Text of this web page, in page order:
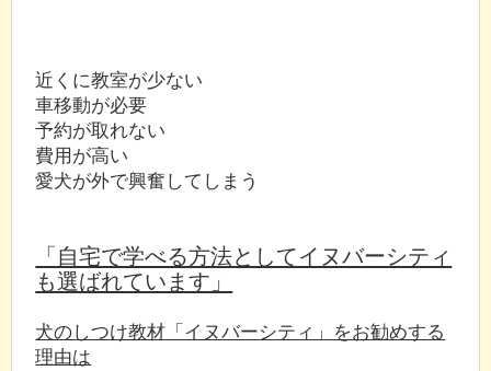
近くに教室が少ない
車移動が必要
予約が取れない
費用が高い
愛犬が外で興奮してしまう
「自宅で学べる方法としてイヌバーシティ
も選ばれています」
犬のしつけ教材「イヌバーシティ」をお勧めする
理由は